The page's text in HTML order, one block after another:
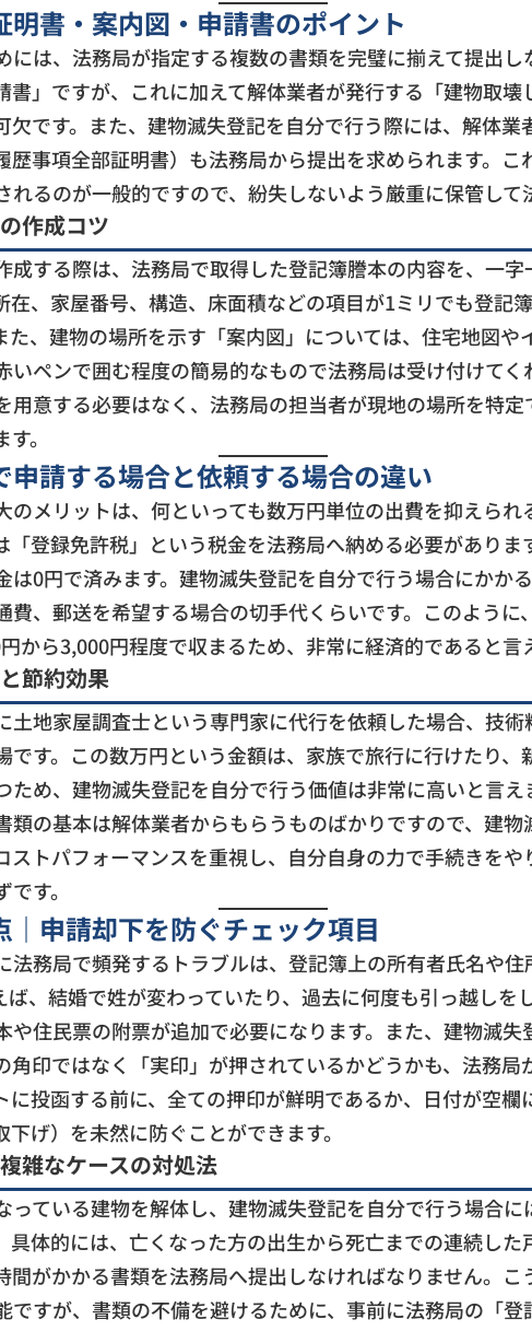
書・案内図・申請書のポイント
には、法務局が指定する複数の書類を完璧に揃えて提出
書」ですが、これに加えて解体業者が発行する「建物取
欠です。また、建物滅失登記を自分で行う際には、解体
歴事項全部証明書）も法務局から提出を求められます。
るのが一般的ですので、紛失しないよう厳重に保管して
作成コツ
成する際は、法務局で取得した登記簿謄本の内容を、一
在、家屋番号、構造、床面積などの項目が1ミリでも登記
た、建物の場所を示す「案内図」については、住宅地図
いペンで囲む程度の簡易的なもので法務局は受け付けて
用意する必要はなく、法務局の担当者が現地の場所を特
。
申請する場合と依頼する場合の違い
のメリットは、何といっても数万円単位の出費を抑えら
「登録免許税」という税金を法務局へ納める必要があり
は0円で済みます。建物滅失登記を自分で行う場合にかか
費、郵送を希望する場合の切手代くらいです。このよう
から3,000円程度で収まるため、非常に経済的であると言
節約効果
土地家屋調査士という専門家に代行を依頼した場合、技
です。この数万円という金額は、家族で旅行に行けたり、
ため、建物滅失登記を自分で行う価値は非常に高いと言
類の基本は解体業者からもらうものばかりですので、建
ストパフォーマンスを重視し、自分自身の力で手続きを
す。
申請却下を防ぐチェック項目
法務局で頻発するトラブルは、登記簿上の所有者氏名や
、結婚で姓が変わっていたり、過去に何度も引っ越しを
や住民票の附票が追加で必要になります。また、建物滅
角印ではなく「実印」が押されているかどうかも、法務
に投函する前に、全ての押印が鮮明であるか、日付が空
げ）を未然に防ぐことができます。
雑なケースの対処法
っている建物を解体し、建物滅失登記を自分で行う場合
具体的には、亡くなった方の出生から死亡までの連続し
間がかかる書類を法務局へ提出しなければなりません。
ですが、書類の不備を避けるために、事前に法務局の「